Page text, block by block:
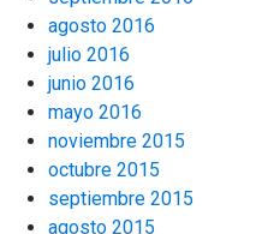
agosto 2016
julio 2016
junio 2016
mayo 2016
noviembre 2015
octubre 2015
septiembre 2015
agosto 2015